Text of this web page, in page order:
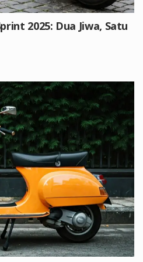
2025: Dua Jiwa, Satu